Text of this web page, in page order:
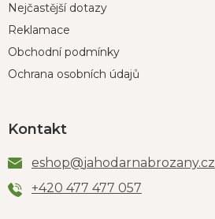
Nejčastější dotazy
Reklamace
Obchodní podmínky
Ochrana osobních údajů
Kontakt
eshop@jahodarnabrozany.cz
+420 477 477 057